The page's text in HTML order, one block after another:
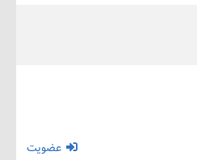
عضویت